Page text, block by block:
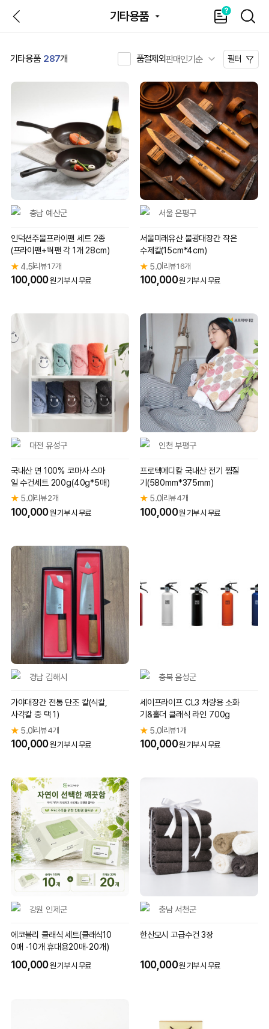
뒤
기타용품
가
이
기타용품 287개 품절제외 필터
충남 예산군
인덕션주물프라이팬 세트 2종
(프라이팬+웍팬 각 1개 28cm)
★4.5 리뷰 17개
100,000원 기부 시 무료
서울 은평구
서울미래유산 불광대장간 작은
수제칼(15cm*4cm)
★ 5.0 리뷰 16개
100,000원 기부 시 무료
대전 유성구
국내산 면 100% 코마사 스마
일 수건세트 200g(40g*5매)
★5.0 리뷰 2개
100,000원 기부 시 무료
인천 부평구
프로텍메디칼 국내산 전기 찜질
기(580mm*375mm)
★ 5.0 리뷰 4개
100,000원 기부 시 무료
경남 김해시
가야대장간 전통 단조 칼(식칼,
사각칼 중 택 1)
★5.0 리뷰 4개
100,000원 기부 시 무료
충북 음성군
세이프라이프 CL3 차량용 소화
기&홀더 클래식 라인 700g
★ 5.0 리뷰 1개
100,000원 기부 시 무료
강원 인제군
에코블리 클래식 세트(클래식10
0매 -10개 휴대용20매-20개)
100,000원 기부 시 무료
충남 서천군
한산모시 고급수건 3장
100,000원 기부 시 무료